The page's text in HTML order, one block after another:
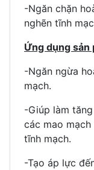
-Ngăn chặn
nghẽn tĩnh
Ứng dụng sản
-Ngăn ngừa
mạch.
-Giúp làm
các mao
tĩnh mạch.
-Tạo áp lực